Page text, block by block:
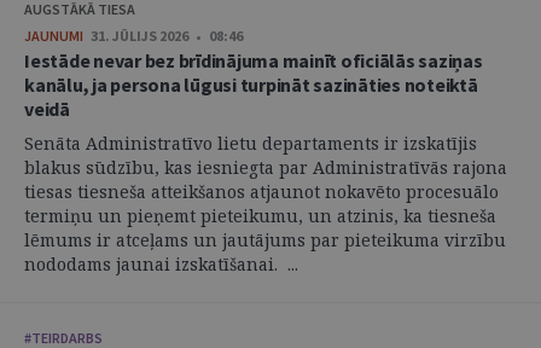
AUGSTĀKĀ TIESA
JAUNUMI 31. JŪLIJS 2026 • 08:46
Iestāde nevar bez brīdinājuma mainīt oficiālās saziņas
kanālu, ja persona lūgusi turpināt sazināties noteiktā
veidā
Senāta Administratīvo lietu departaments ir izskatījis
blakus sūdzību, kas iesniegta par Administratīvās rajona
tiesas tiesneša atteikšanos atjaunot nokavēto procesuālo
termiņu un pieņemt pieteikumu, un atzinis, ka tiesneša
lēmums ir atceļams un jautājums par pieteikuma virzību
nododams jaunai izskatīšanai. ...
#TEIRDARBS